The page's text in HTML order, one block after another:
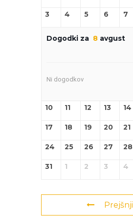
3 4 5 6 7
Dogodki za 8 avgust
Ni dogodkov
10 11 12 13 14
17 18 19 20 21
24 25 26 27 28
31 1 2 3 4
Prejšnji